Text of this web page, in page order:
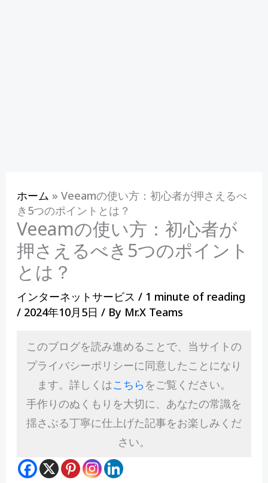
ホーム » Veeamの使い方：初心者が押さえるべ
き5つのポイントとは？
Veeamの使い方：初心者が
押さえるべき5つのポイント
とは？
インターネットサービス / 1 minute of reading
/ 2024年10月5日 / By Mr.X Teams
このブログを読み進めることで、当サイトの
プライバシーポリシーに同意したことになり
ます。詳しくはこちら をご覧ください。
手作りのぬくもりを大切に、あなたの常識を
揺さぶる丁寧に仕上げた記事をお楽しみくだ
さい。